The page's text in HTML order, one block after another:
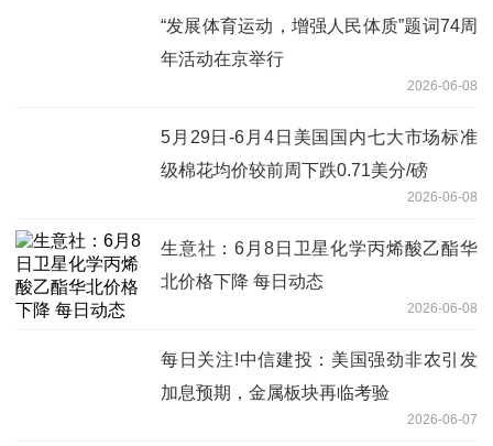
“发展体育运动，增强人民体质”题词74周
年活动在京举行
2026-06-08
5月29日-6月4日美国国内七大市场标准
级棉花均价较前周下跌0.71美分/磅
2026-06-08
生意社：6月8日卫星化学丙烯酸乙酯华
北价格下降 每日动态
2026-06-08
每日关注!中信建投：美国强劲非农引发
加息预期，金属板块再临考验
2026-06-07